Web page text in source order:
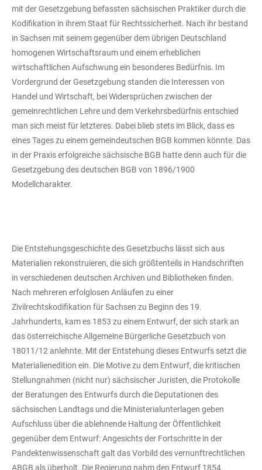
mit der Gesetzgebung befassten sächsischen Praktiker durch die
Kodifikation in ihrem Staat für Rechtssicherheit. Nach ihr bestand
in Sachsen mit seinem gegenüber dem übrigen Deutschland
homogenen Wirtschaftsraum und einem erheblichen
wirtschaftlichen Aufschwung ein besonderes Bedürfnis. Im
Vordergrund der Gesetzgebung standen die Interessen von
Handel und Wirtschaft, bei Widersprüchen zwischen der
gemeinrechtlichen Lehre und dem Verkehrsbedürfnis entschied
man sich meist für letzteres. Dabei blieb stets im Blick, dass es
eines Tages zu einem gemeindeutschen BGB kommen könnte. Das
in der Praxis erfolgreiche sächsische BGB hatte denn auch für die
Gesetzgebung des deutschen BGB von 1896/1900
Modellcharakter.
Die Entstehungsgeschichte des Gesetzbuchs lässt sich aus
Materialien rekonstruieren, die sich größtenteils in Handschriften
in verschiedenen deutschen Archiven und Bibliotheken finden.
Nach mehreren erfolglosen Anläufen zu einer
Zivilrechtskodifikation für Sachsen zu Beginn des 19.
Jahrhunderts, kam es 1853 zu einem Entwurf, der sich stark an
das österreichische Allgemeine Bürgerliche Gesetzbuch von
18011/12 anlehnte. Mit der Entstehung dieses Entwurfs setzt die
Materialienedition ein. Die Motive zu dem Entwurf, die kritischen
Stellungnahmen (nicht nur) sächsischer Juristen, die Protokolle
der Beratungen des Entwurfs durch die Deputationen des
sächsischen Landtags und die Ministerialunterlagen geben
Aufschluss über die ablehnende Haltung der Öffentlichkeit
gegenüber dem Entwurf: Angesichts der Fortschritte in der
Pandektenwissenschaft galt das Vorbild des vernunftrechtlichen
ABGB als überholt. Die Regierung nahm den Entwurf 1854